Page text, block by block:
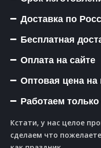
Доставка по
Бесплатная
Оплата на сайте
Оптовая цена на
Работаем
Кстати, у нас целое
сделаем что